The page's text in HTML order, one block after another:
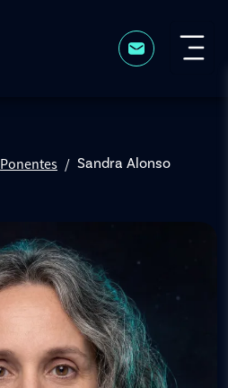
Ponentes Sandra Alonso